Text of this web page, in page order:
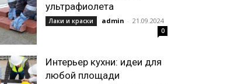
ультрафиолета
Лаки и краски admin - 21.09.2024
0
Интерьер кухни: идеи для
любой площади